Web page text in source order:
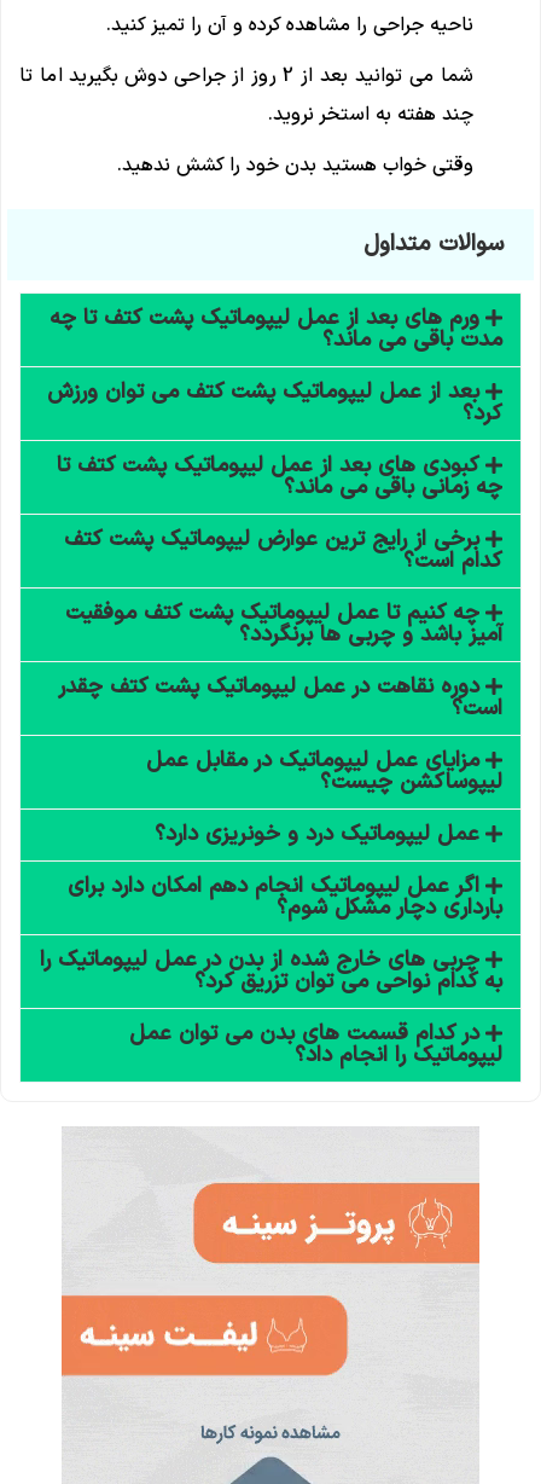
ناحیه جراحی را مشاهده کرده و آن را تمیز کنید.
شما می توانید بعد از 2 روز از جراحی دوش بگیرید اما تا
چند هفته به استخر نروید.
وقتی خواب هستید بدن خود را کشش ندهید.
سوالات متداول
ورم های بعد از عمل لیپوماتیک پشت کتف تا چه
مدت باقی می ماند؟
بعد از عمل لیپوماتیک پشت کتف می توان ورزش
کرد؟
کبودی های بعد از عمل لیپوماتیک پشت کتف تا
چه زمانی باقی می ماند؟
برخی از رایج ترین عوارض لیپوماتیک پشت کتف
کدام است؟
چه کنیم تا عمل لیپوماتیک پشت کتف موفقیت
آمیز باشد و چربی ها برنگردد؟
دوره نقاهت در عمل لیپوماتیک پشت کتف چقدر
است؟
مزایای عمل لیپوماتیک در مقابل عمل
لیپوساکشن چیست؟
عمل لیپوماتیک درد و خونریزی دارد؟
اگر عمل لیپوماتیک انجام دهم امکان دارد برای
بارداری دچار مشکل شوم؟
چربی های خارج شده از بدن در عمل لیپوماتیک را
به کدام نواحی می توان تزریق کرد؟
در کدام قسمت های بدن می توان عمل
لیپوماتیک را انجام داد؟